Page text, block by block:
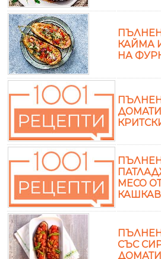
КАЙМА
НА
МЕСО
СЪС